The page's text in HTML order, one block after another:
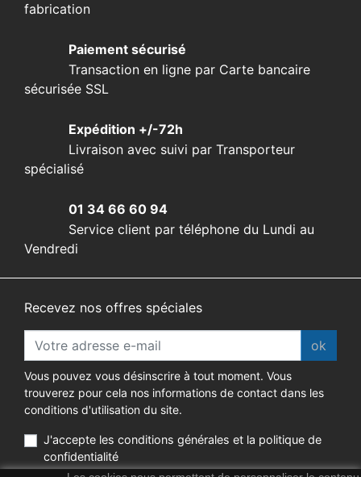
fabrication
Paiement sécurisé
Transaction en ligne par Carte bancaire
sécurisée SSL
Expédition +/-72h
Livraison avec suivi par Transporteur
spécialisé
01 34 66 60 94
Service client par téléphone du Lundi au
Vendredi
Recevez nos offres spéciales
ok
Vous pouvez vous désinscrire à tout moment. Vous
trouverez pour cela nos informations de contact dans les
conditions d'utilisation du site.
J'accepte les conditions générales et la politique de
confidentialité